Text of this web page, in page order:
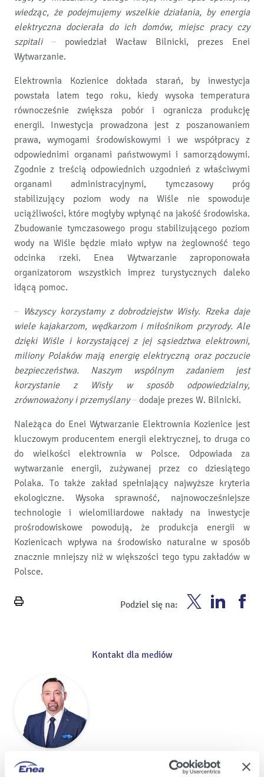
wiedząc, że podejmujemy wszelkie działania, by energia
elektryczna docierała do ich domów, miejsc pracy czy
szpitali– powiedział Wacław Bilnicki, prezes Enei
Wytwarzanie.
Elektrownia Kozienice dokłada starań, by inwestycja
powstała latem tego roku, kiedy wysoka temperatura
równocześnie zwiększa pobór i ogranicza produkcję
energii. Inwestycja prowadzona jest z poszanowaniem
prawa, wymogami środowiskowymi i we współpracy z
odpowiednimi organami państwowymi i samorządowymi.
Zgodnie z treścią odpowiednich uzgodnień z właściwymi
organami administracyjnymi, tymczasowy próg
stabilizujący poziom wody na Wiśle nie spowoduje
uciążliwości, które mogłyby wpłynąć na jakość środowiska.
Zbudowanie tymczasowego progu stabilizującego poziom
wody na Wiśle będzie miało wpływ na żeglowność tego
odcinka rzeki. Enea Wytwarzanie zaproponowała
organizatorom wszystkich imprez turystycznych daleko
idącą pomoc.
– Wszyscy korzystamy z dobrodziejstw Wisły. Rzeka daje
wiele kajakarzom, wędkarzom i miłośnikom przyrody. Ale
dzięki Wiśle i korzystającej z jej sąsiedztwa elektrowni,
miliony Polaków mają energię elektryczną oraz poczucie
bezpieczeństwa. Naszym wspólnym zadaniem jest
korzystanie z Wisły w sposób odpowiedzialny,
zrównoważony i przemyślany– dodaje prezes W. Bilnicki.
Należąca do Enei Wytwarzanie Elektrownia Kozienice jest
kluczowym producentem energii elektrycznej, to druga co
do wielkości elektrownia w Polsce. Odpowiada za
wytwarzanie energii, zużywanej przez co dziesiątego
Polaka. To także zakład spełniający najwyższe kryteria
ekologiczne. Wysoka sprawność, najnowocześniejsze
technologie i wielomiliardowe nakłady na inwestycje
prośrodowiskowe powodują, że produkcja energii w
Kozienicach wpływa na środowisko naturalne w sposób
znacznie mniejszy niż w większości tego typu zakładów w
Polsce.
Wydrukuj
Podziel się na:
Enea Enea
Kontakt dla mediów
Piotr Ludwiczak